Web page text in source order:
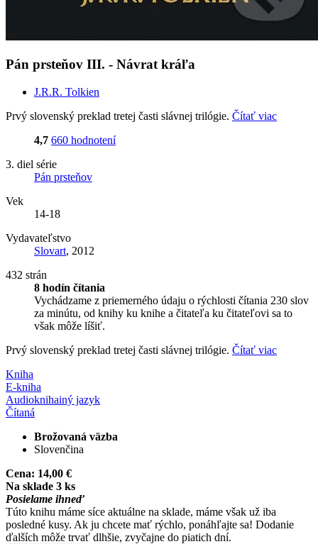
Pán prsteňov III. - Návrat kráľa
J.R.R. Tolkien
Prvý slovenský preklad tretej časti slávnej trilógie. Čítať viac
4,7 660 hodnotení
3. diel série
Pán prsteňov
Vek
14-18
Vydavateľstvo
Slovart, 2012
432 strán
8 hodín čítania
Vychádzame z priemerného údaju o rýchlosti čítania 230 slov
za minútu, od knihy ku knihe a čitateľa ku čitateľovi sa to
však môže líšiť.
Prvý slovenský preklad tretej časti slávnej trilógie. Čítať viac
Kniha
E-kniha
Audioknihainý jazyk
Čítaná
Brožovaná väzba
Slovenčina
Cena: 14,00 €
Na sklade 3 ks
Posielame ihneď
Túto knihu máme síce aktuálne na sklade, máme však už iba
posledné kusy. Ak ju chcete mať rýchlo, ponáhľajte sa! Dodanie
ďalších môže trvať dlhšie, zvyčajne do piatich dní.